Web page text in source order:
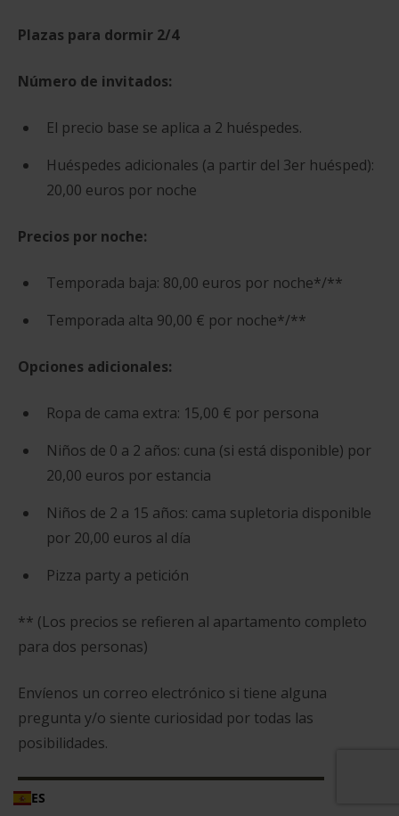
Plazas para dormir 2/4
Número de invitados:
El precio base se aplica a 2 huéspedes.
Huéspedes adicionales (a partir del 3er huésped):
20,00 euros por noche
Precios por noche:
Temporada baja: 80,00 euros por noche*/**
Temporada alta 90,00 € por noche*/**
Opciones adicionales:
Ropa de cama extra: 15,00 € por persona
Niños de 0 a 2 años: cuna (si está disponible) por
20,00 euros por estancia
Niños de 2 a 15 años: cama supletoria disponible
por 20,00 euros al día
Pizza party a petición
** (Los precios se refieren al apartamento completo
para dos personas)
Envíenos un correo electrónico si tiene alguna
pregunta y/o siente curiosidad por todas las
posibilidades.
PÓNGASE EN CONTACTO CON NOSOTROS
ES